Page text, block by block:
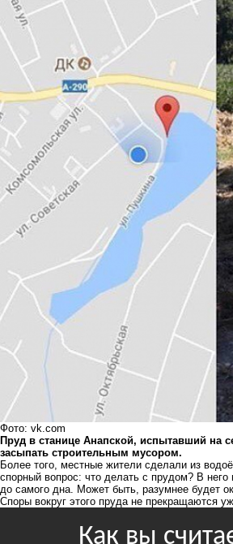
Фото: vk.com
Пруд в станице Анапской, испытавший на
засыпать строительным мусором.
Более того, местные жители сделали из
спорный вопрос: что делать с прудом? В
до самого дна. Может быть, разумнее будет
Споры вокруг этого пруда не прекращаются